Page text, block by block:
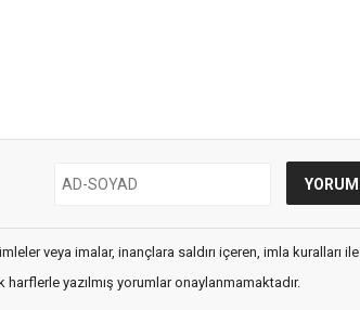
veya imalar, inançlara saldırı içeren, imla kuralları ile
yazılmış yorumlar onaylanmamaktadır.